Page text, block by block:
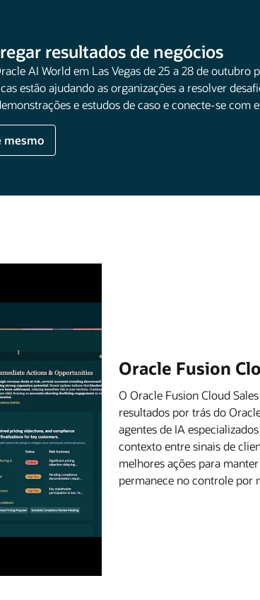
resultados de negócios
AI World em Las Vegas de 25 a 28 de outubro
estão ajudando as organizações a resolver
e estudos de caso e conecte-se com
mesmo
Oracle Fusion
O Oracle Fusion Cloud
resultados por trás do
agentes de IA
contexto entre sinais de
melhores ações para
permanece no controle por